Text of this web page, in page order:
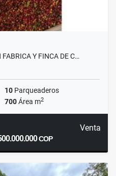
Y FINCA DE C…
10 Parqueaderos
700Área m2
Venta
COP